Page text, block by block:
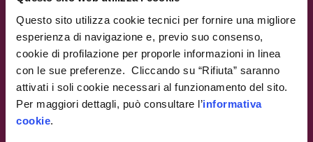
Questo sito utilizza cookie tecnici per fornire una migliore
esperienza di navigazione e, previo suo consenso,
cookie di profilazione per proporle informazioni in linea
con le sue preferenze. Cliccando su “Rifiuta” saranno
attivati i soli cookie necessari al funzionamento del sito.
Per maggiori dettagli, può consultare l’informativa
cookie.